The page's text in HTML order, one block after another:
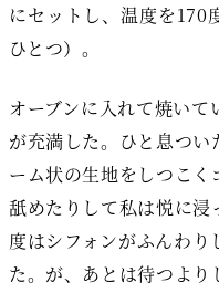
にセットし、温度を170
ひとつ）。
オーブンに入れて焼い
が充満した。ひと息つい
ーム状の生地をしつこく
舐めたりして私は悦に
度はシフォンがふんわ
た。が、あとは待つよ